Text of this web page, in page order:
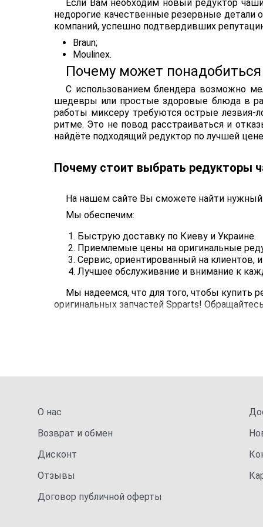
Если Вам необходим новый редуктор
недорогие качественные резервные детали
компаний, успешно подтвердивших
Braun;
Moulinex.
Почему может
С использованием блендера возможно
шедевры или простые здоровые блюда в
работы миксеру требуются острые
ритме. Это не повод расстраиваться и
найдёте подходящий редуктор по лучшей
Почему стоит выбрать редукторы
На нашем сайте Вы сможете найти нужный
Мы обеспечим:
Быструю доставку по Киеву и Украине.
Приемлемые цены на оригинальные
Сервис, ориентированный на клиентов,
Лучшее обслуживание и внимание к
Мы надеемся, что для того, чтобы купить
оригинальных запчастей Spparts!
О нас
Возврат и обмен
Дисконт
Отзывы
Договор публичной оферты